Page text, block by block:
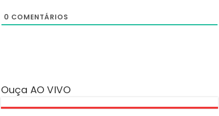
0 COMENTÁRIOS
Ouça AO VIVO